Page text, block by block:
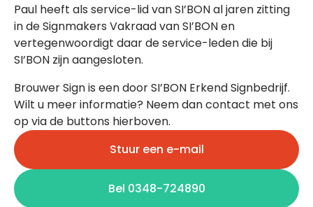
Paul heeft als service-lid van SI’BON al jaren zitting
in de Signmakers Vakraad van SI’BON en
vertegenwoordigt daar de service-leden die bij
SI’BON zijn aangesloten.
Brouwer Sign is een door SI’BON Erkend Signbedrijf.
Wilt u meer informatie? Neem dan contact met ons
op via de buttons hierboven.
Stuur een e-mail
Bel 0348-724890